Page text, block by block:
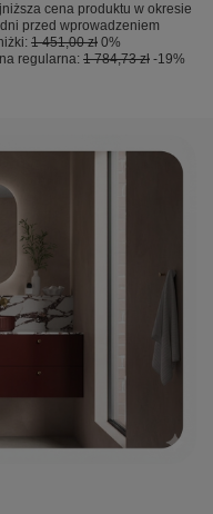
cena produktu w okresie
przed wprowadzeniem
1 451,00 zł 0%
regularna: 1 784,73 zł -19%